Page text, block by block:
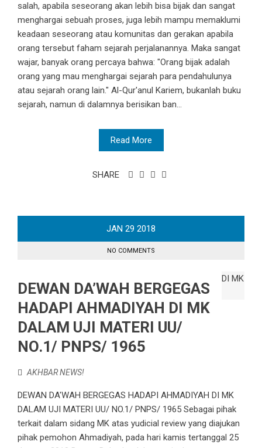
salah, apabila seseorang akan lebih bisa bijak dan sangat
menghargai sebuah proses, juga lebih mampu memaklumi
keadaan seseorang atau komunitas dan gerakan apabila
orang tersebut faham sejarah perjalanannya. Maka sangat
wajar, banyak orang percaya bahwa: "Orang bijak adalah
orang yang mau menghargai sejarah para pendahulunya
atau sejarah orang lain." Al-Qur'anul Kariem, bukanlah buku
sejarah, namun di dalamnya berisikan ban...
Read More
SHARE
JAN 29 2018
NO COMMENTS
DEWAN DA’WAH BERGEGAS
HADAPI AHMADIYAH DI MK
DALAM UJI MATERI UU/
NO.1/ PNPS/ 1965
AKHBAR NEWS!
DEWAN DA'WAH BERGEGAS HADAPI AHMADIYAH DI MK
DALAM UJI MATERI UU/ NO.1/ PNPS/ 1965 Sebagai pihak
terkait dalam sidang MK atas yudicial review yang diajukan
pihak pemohon Ahmadiyah, pada hari kamis tertanggal 25